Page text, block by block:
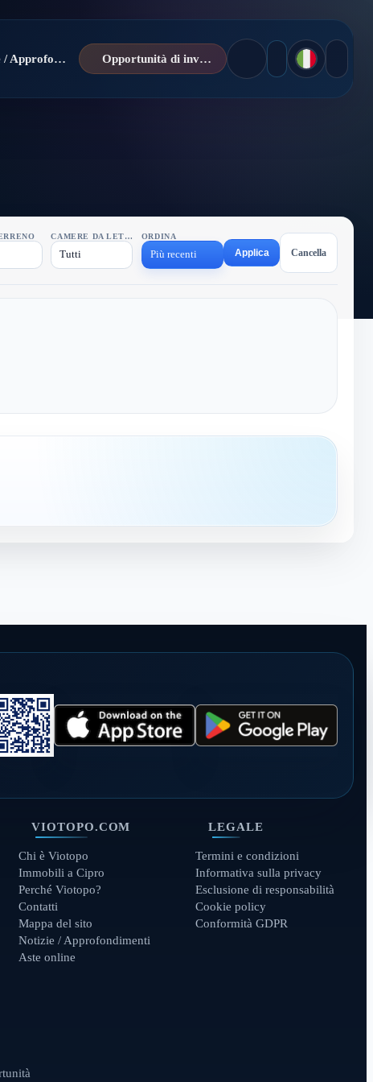
Notizie / Approfondimenti Opportunità di investimento
CAMERE DA LETTO
Tutti
ORDINA
Più recenti Applica Cancella
VIOTOPO.COM
Chi è Viotopo
Immobili a Cipro
Perché Viotopo?
Contatti
Mappa del sito
Notizie / Approfondimenti
Aste online
LEGALE
Termini e condizioni
Informativa sulla privacy
Esclusione di responsabilità
Cookie policy
Conformità GDPR